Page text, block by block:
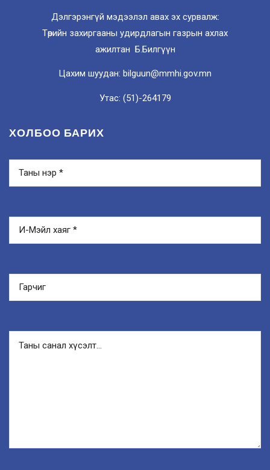
Дэлгэрэнгүй мэдээлэл авах эх сурвалж:
Төрийн захиргааны удирдлагын газрын ахлах
ажилтан Б.Билгүүн
Цахим шуудан: bilguun@mmhi.gov.mn
Утас: (51)-264179
ХОЛБОО БАРИХ